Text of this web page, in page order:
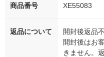
商品番号 XE55083
返品について
開封後返品
開封後はお
きません。